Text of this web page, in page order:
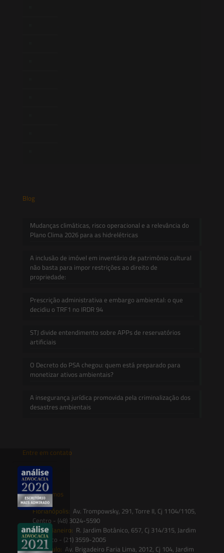
Blog
Mudanças climáticas, risco operacional e a relevância do
Plano Clima 2026 para as hidrelétricas
A inclusão de imóvel em inventário de patrimônio cultural
não basta para impor restrições ao direito de
propriedade:
Prescrição administrativa e embargo ambiental: o que
decidiu o TRF1 no IRDR 94
STJ divide entendimento sobre APPs de reservatórios
artificiais
O Decreto do PSA chegou: quem está preparado para
monetizar ativos ambientais?
A insegurança jurídica promovida pela criminalização dos
desastres ambientais
Entre em contato
contato@saesadvogados.com.br
Onde estamos
Florianópolis: Av. Trompowsky, 291, Torre II, Cj 1104/1105,
Centro - (48) 3024-5590
Rio de Janeiro: R. Jardim Botânico, 657, Cj 314/315, Jardim
Botânico - (21) 3559-2005
São Paulo: Av. Brigadeiro Faria Lima, 2012, Cj 104, Jardim